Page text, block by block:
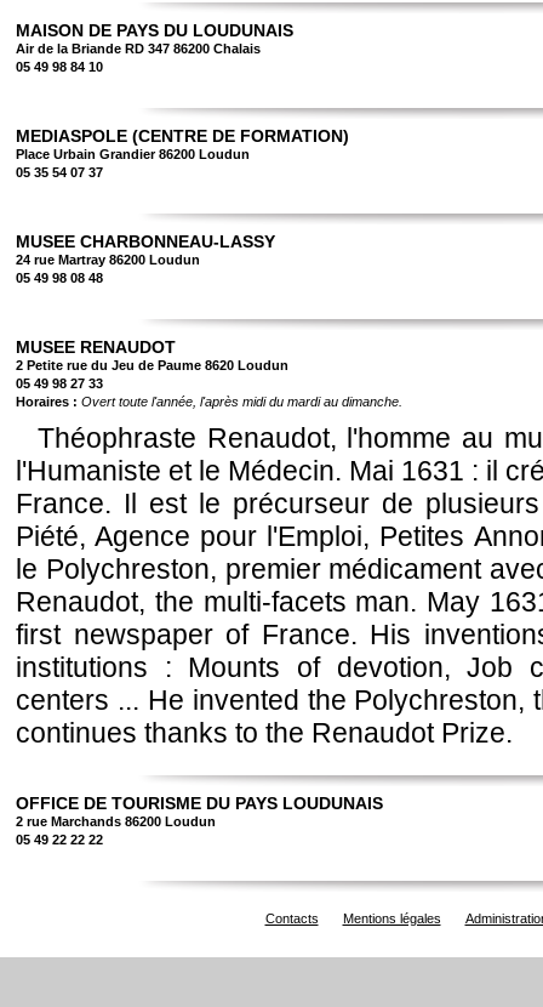
MAISON DE PAYS DU LOUDUNAIS
Air de la Briande RD 347 86200 Chalais
05 49 98 84 10
MEDIASPOLE (CENTRE DE FORMATION)
Place Urbain Grandier 86200 Loudun
05 35 54 07 37
MUSEE CHARBONNEAU-LASSY
24 rue Martray 86200 Loudun
05 49 98 08 48
MUSEE RENAUDOT
2 Petite rue du Jeu de Paume 8620 Loudun
05 49 98 27 33
Horaires : Overt toute l'année, l'après midi du mardi au dimanche.
Théophraste Renaudot, l'homme au
l'Humaniste et le Médecin. Mai 1631 : il
France. Il est le précurseur de
Piété, Agence pour l'Emploi, Petites
le Polychreston, premier médicament
Renaudot, the multi-facets man. May
first newspaper of France. His
institutions : Mounts of devotion, Job
centers ... He invented the Polychreston,
continues thanks to the Renaudot Prize.
OFFICE DE TOURISME DU PAYS LOUDUNAIS
2 rue Marchands 86200 Loudun
05 49 22 22 22
Contacts Mentions légales